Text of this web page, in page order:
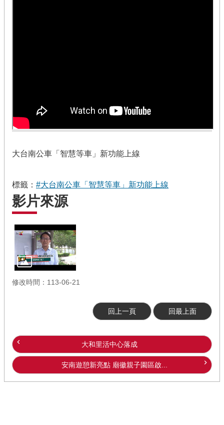
大台南公車「智慧等車」新功能上線
標籤： #大台南公車「智慧等車」新功能上線
影片來源
修改時間：113-06-21
回上一頁 回最上面
大和里活中心落成
安南遊憩新亮點 廟徽親子園區啟...